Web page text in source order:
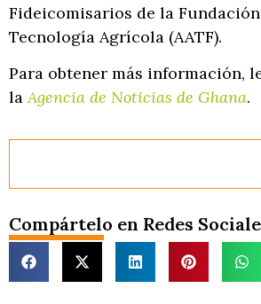
Fideicomisarios de la
Tecnología Agrícola (AATF).
Para obtener más información,
laAgencia de Noticias de Ghana.
Compártelo en Redes